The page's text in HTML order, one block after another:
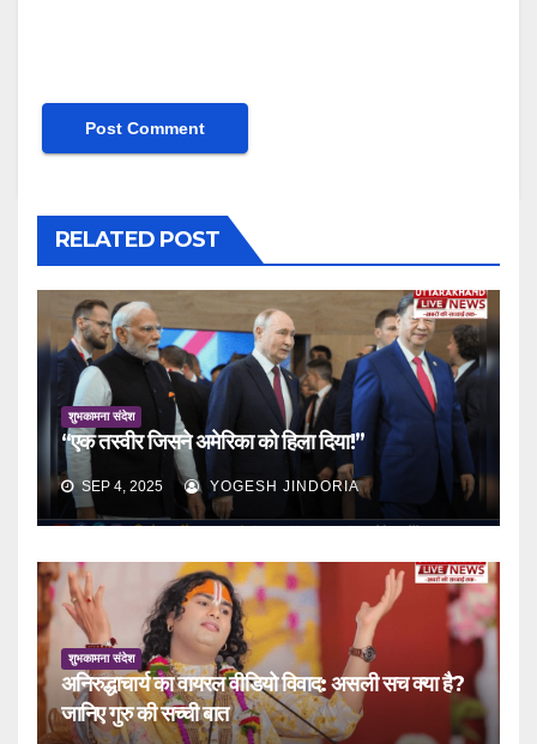
RELATED POST
शुभकामना संदेश
“एक तस्वीर जिसने अमेरिका को हिला दिया!”
SEP 4, 2025 YOGESH JINDORIA
शुभकामना संदेश
अनिरुद्धाचार्य का वायरल वीडियो विवाद: असली सच क्या है?
जानिए गुरु की सच्ची बात